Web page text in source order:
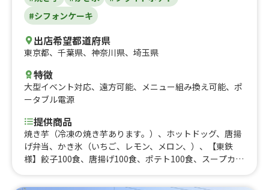
ホットコーヒー、アイスコーヒー、イベント：ビール、イ
ベント：ハイボール、コーンスープ、ふわふわミルクココ
ア、ビール、おにぎり あらほぐし鮭、おにぎり 自家製
ツナマヨ、おにぎり 博多明太子、おにぎり 北海道から
かか、おにぎり 白塩、おにぎり シェアパック、だし巻
き（ハーフ）、お味噌汁
#シフォンケーキ
出店希望都道府県
東京都、 千葉県、 神奈川県、 埼玉県
特徴
大型イベント対応、 遠方可能、 メニュー組み換え可能、 ポ
ータブル電源
提供商品
焼き芋（冷凍の焼き芋あります。）、ホットドッグ、唐揚
げ弁当、かき氷（いちご、レモン、メロン、）、【東鉄
様】餃子100食、唐揚げ100食、ポテト100食、スープカレ